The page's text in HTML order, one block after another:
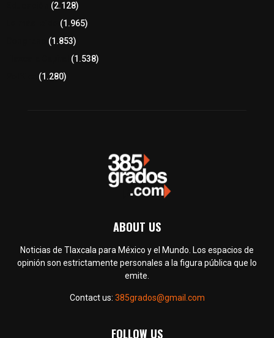
(2.128)
(1.965)
(1.853)
(1.538)
(1.280)
ABOUT US
Noticias de Tlaxcala para México y el Mundo. Los espacios de
opinión son estrictamente personales a la figura pública que lo
emite.
Contact us: 385grados@gmail.com
FOLLOW US